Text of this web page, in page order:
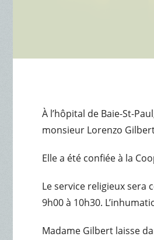
À l’hôpital de Baie-St-
monsieur Lorenzo
Elle a été confiée à la
Le service religieux sera
9h00 à 10h30.
Madame Gilbert laisse